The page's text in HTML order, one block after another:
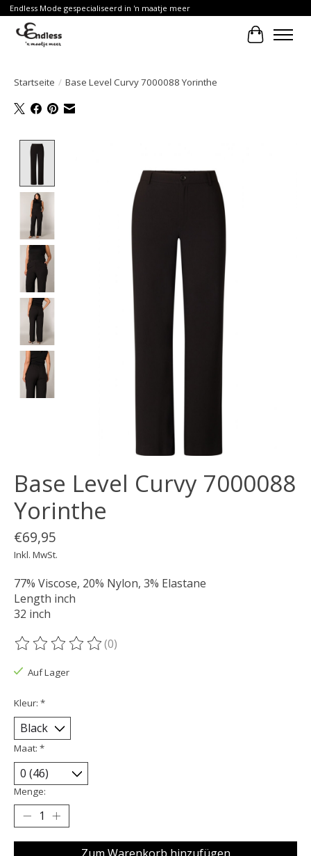
Endless Mode gespecialiseerd in 'n maatje meer
Ihr
Startseite / Base Level Curvy 7000088 Yorinthe
Base Level Curvy 7000088
Yorinthe
€69,95
Inkl. MwSt.
77% Viscose, 20% Nylon, 3% Elastane
Length inch
32 inch
Die Bewertung dieses Produkts ist
(0)
Auf Lager
Kleur: *
Maat: *
Menge: